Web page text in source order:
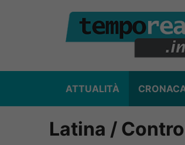
ATTUALITÀ
Latina /